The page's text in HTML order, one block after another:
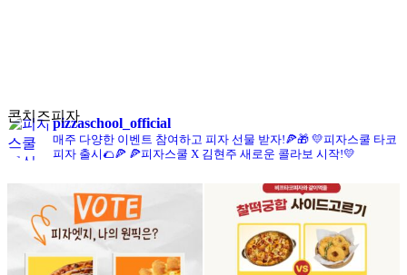
콘치즈피자pizzaschool_official
매주 다양한 이벤트 참여하고 피자 선물 받자!🍕🎁 💛피자스쿨 타코
피자 출시🌮🍕 🍕피자스쿨 X 김현주 새로운 콜라보 시작!💛